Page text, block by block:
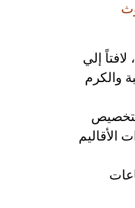
إلي
والكرم
بتخصيص
الأقاليم